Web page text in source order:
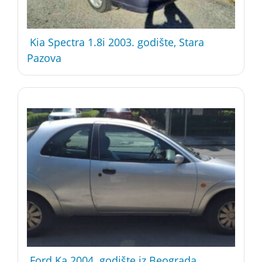
Kia Spectra 1.8i 2003. godište, Stara
Pazova